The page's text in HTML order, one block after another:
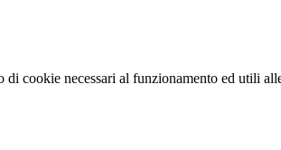
cookie necessari al funzionamento ed utili